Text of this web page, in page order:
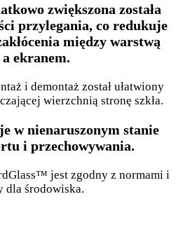
zwiększona została
przylegania, co redukuje
między warstwą
a ekranem.
i demontaż został ułatwiony
wierzchnią stronę szkła.
w nienaruszonym stanie
i przechowywania.
jest zgodny z normami i
dla środowiska.